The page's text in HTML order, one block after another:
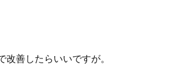
善したらいいですが。